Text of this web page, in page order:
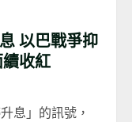
以巴戰爭抑
收紅
息」的訊號，